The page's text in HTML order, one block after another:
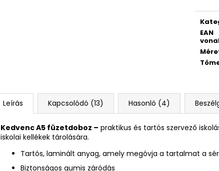
EAN
Leírás Kapcsolódó (13) Hasonló (4)
Kedvenc A5 füzetdoboz – praktikus és tartós szervező
iskolai kellékek tárolására.
Tartós, laminált anyag, amely megóvja a tartalmat a
Biztonságos gumis záródás